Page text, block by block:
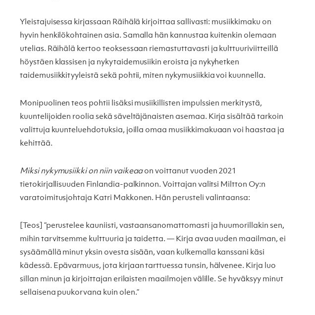
Yleistajuisessa kirjassaan Räihälä kirjoittaa sallivasti: musiikkimaku on
hyvin henkilökohtainen asia. Samalla hän kannustaa kuitenkin olemaan
utelias. Räihälä kertoo teoksessaan riemastuttavasti ja kulttuuriviitteillä
höystäen klassisen ja nykytaidemusiikin eroista ja nykyhetken
taidemusiikkityyleistä sekä pohtii, miten nykymusiikkia voi kuunnella.
Monipuolinen teos pohtii lisäksi musiikillisten impulssien merkitystä,
kuuntelijoiden roolia sekä säveltäjänaisten asemaa. Kirja sisältää tarkoin
valittuja kuunteluehdotuksia, joilla omaa musiikkimakuaan voi haastaa ja
kehittää.
Miksi nykymusiikki on niin vaikeaaon voittanut vuoden 2021
tietokirjallisuuden Finlandia-palkinnon. Voittajan valitsi Miltton Oy:n
varatoimitusjohtaja Katri Makkonen. Hän perusteli valintaansa:
[Teos] ”perustelee kauniisti, vastaansanomattomasti ja huumorillakin sen,
mihin tarvitsemme kulttuuria ja taidetta. — Kirja avaa uuden maailman, ei
sysäämällä minut yksin ovesta sisään, vaan kulkemalla kanssani käsi
kädessä. Epävarmuus, jota kirjaan tarttuessa tunsin, hälvenee. Kirja luo
sillan minun ja kirjoittajan erilaisten maailmojen välille. Se hyväksyy minut
sellaisena puukorvana kuin olen.”